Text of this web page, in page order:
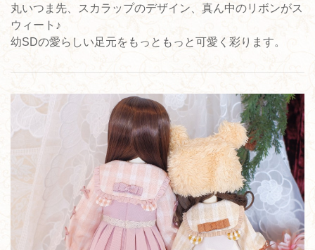
丸いつま先、スカラップのデザイン、真ん中のリボンがス
ウィート♪
幼SDの愛らしい足元をもっともっと可愛く彩ります。